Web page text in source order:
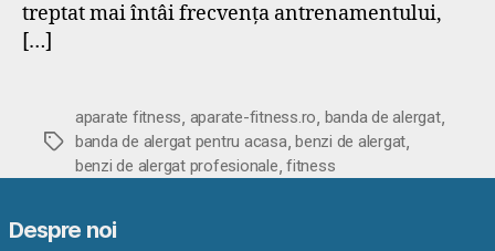
treptat mai întâi frecvența antrenamentului,
[…]
Etichete
aparate fitness, aparate-fitness.ro, banda de alergat,
banda de alergat pentru acasa,benzi de alergat,
benzi de alergat profesionale,fitness
Despre noi